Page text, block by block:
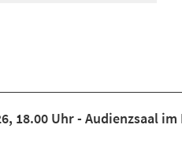
18.00 Uhr - Audienzsaal